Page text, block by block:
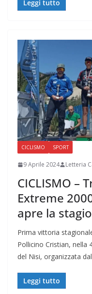
Leggi tutto
CICLISMO SPORT
9 Aprile 2024 Letteria
CICLISMO –
Extreme
apre la
Prima vittoria
Pollicino Cristian, nella
del Nisi, organizzata
Leggi tutto